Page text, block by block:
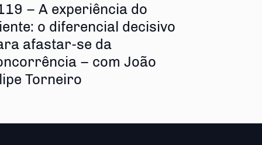
– A experiência do
o diferencial decisivo
afastar-se da
– com João
Torneiro